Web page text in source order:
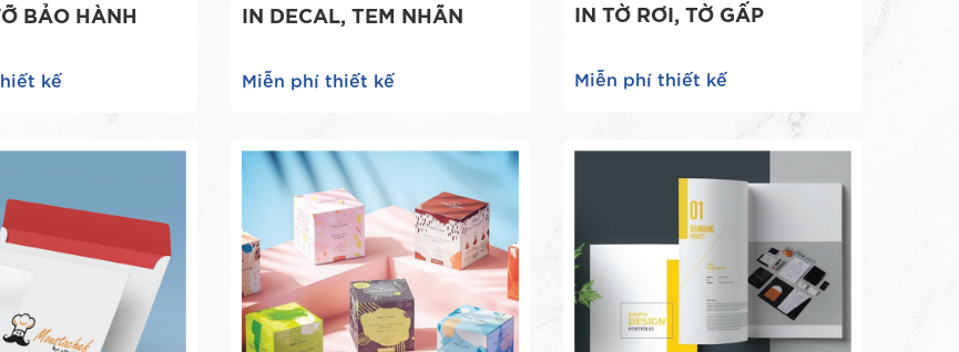
BẢO HÀNH
kế
IN DECAL, TEM NHÃN
Miễn phí thiết kế
IN TỜ RƠI, TỜ GẤP
Miễn phí thiết kế